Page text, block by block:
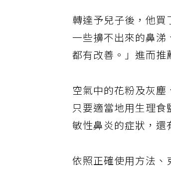
轉達予兒子後，他
一些擤不出來的鼻
都有改善。」進而推
空氣中的花粉及灰塵
只要適當地用生理
敏性鼻炎的症狀，還
依照正確使用方法